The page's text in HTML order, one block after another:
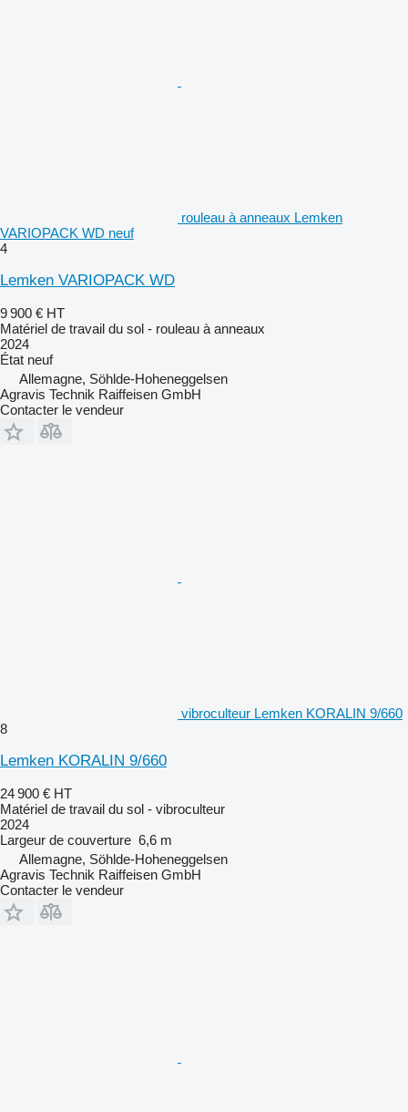
rouleau à anneaux Lemken
VARIOPACK WD neuf
4
Lemken VARIOPACK WD
9 900 € HT
Matériel de travail du sol - rouleau à anneaux
2024
État neuf
Allemagne, Söhlde-Hoheneggelsen
Agravis Technik Raiffeisen GmbH
Contacter le vendeur
vibroculteur Lemken KORALIN 9/660
8
Lemken KORALIN 9/660
24 900 € HT
Matériel de travail du sol - vibroculteur
2024
Largeur de couverture 6,6 m
Allemagne, Söhlde-Hoheneggelsen
Agravis Technik Raiffeisen GmbH
Contacter le vendeur